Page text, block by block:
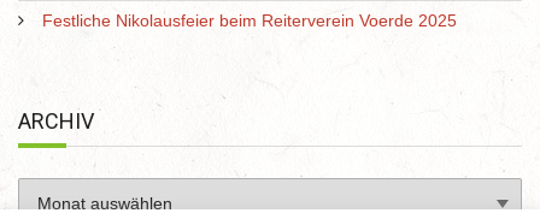
Festliche Nikolausfeier beim Reiterverein Voerde 2025
ARCHIV